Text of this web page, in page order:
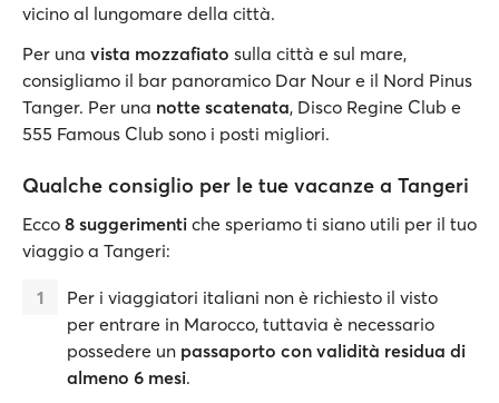
vicino al lungomare della città.
Per una vista mozzafiato sulla città e sul mare,
consigliamo il bar panoramico Dar Nour e il Nord Pinus
Tanger. Per una notte scatenata, Disco Regine Club e
555 Famous Club sono i posti migliori.
Qualche consiglio per le tue vacanze a Tangeri
Ecco 8 suggerimenti che speriamo ti siano utili per il tuo
viaggio a Tangeri:
Per i viaggiatori italiani non è richiesto il visto
per entrare in Marocco, tuttavia è necessario
possedere un passaporto con validità residua di
almeno 6 mesi.